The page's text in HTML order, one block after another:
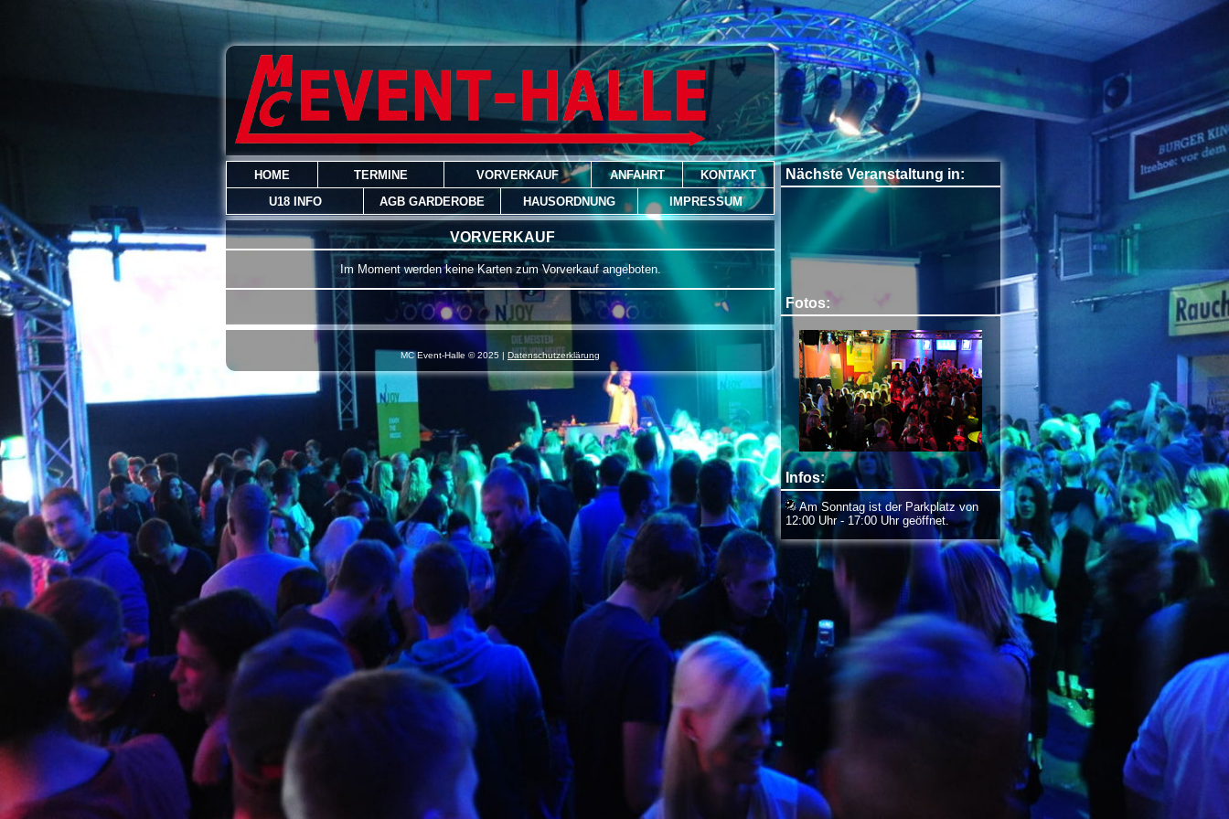
HOME TERMINE VORVERKAUF ANFAHRT
KONTAKT
U18 INFO
AGB GARDEROBE HAUSORDNUNG IMPRESSUM
VORVERKAUF
Im Moment werden keine Karten zum Vorverkauf angeboten.
MC Event-Halle © 2025 | Datenschutzerklärung
Nächste Veranstaltung in:
Fotos:
Infos:
Am Sonntag ist der Parkplatz von
12:00 Uhr - 17:00 Uhr geöffnet.